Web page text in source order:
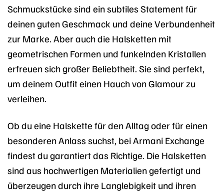
Schmuckstücke sind ein subtiles Statement für
deinen guten Geschmack und deine Verbundenheit
zur Marke. Aber auch die Halsketten mit
geometrischen Formen und funkelnden Kristallen
erfreuen sich großer Beliebtheit. Sie sind perfekt,
um deinem Outfit einen Hauch von Glamour zu
verleihen.
Ob du eine Halskette für den Alltag oder für einen
besonderen Anlass suchst, bei Armani Exchange
findest du garantiert das Richtige. Die Halsketten
sind aus hochwertigen Materialien gefertigt und
überzeugen durch ihre Langlebigkeit und ihren